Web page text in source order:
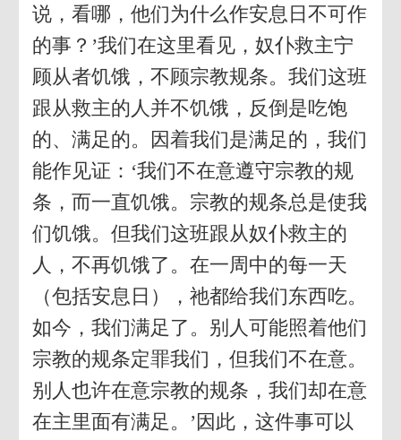
说，看哪，他们为什么作安息日不可作
的事？’我们在这里看见，奴仆救主宁
顾从者饥饿，不顾宗教规条。我们这班
跟从救主的人并不饥饿，反倒是吃饱
的、满足的。因着我们是满足的，我们
能作见证：‘我们不在意遵守宗教的规
条，而一直饥饿。宗教的规条总是使我
们饥饿。但我们这班跟从奴仆救主的
人，不再饥饿了。在一周中的每一天
（包括安息日），祂都给我们东西吃。
如今，我们满足了。别人可能照着他们
宗教的规条定罪我们，但我们不在意。
别人也许在意宗教的规条，我们却在意
在主里面有满足。’因此，这件事可以